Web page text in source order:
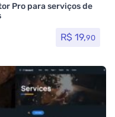
Pro para serviços de
R$ 19,90